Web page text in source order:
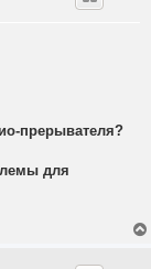
прерывателя?
для